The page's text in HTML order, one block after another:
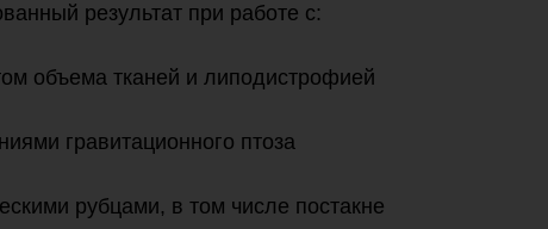
результат при работе с:
объема тканей и липодистрофией
гравитационного птоза
рубцами, в том числе постакне